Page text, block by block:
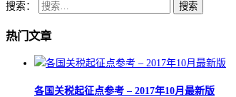
搜索：
热门文章
各国关税起征点参考 – 2017年10月最新版